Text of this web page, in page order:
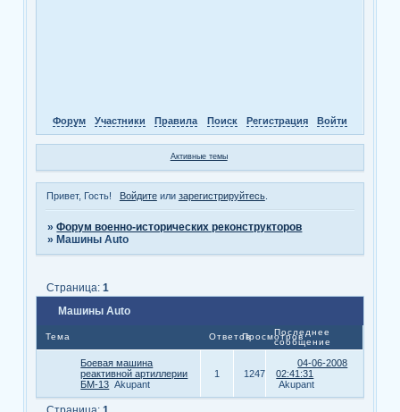
Форум Участники Правила Поиск Регистрация Войти
Активные темы
Привет, Гость! Войдитеили зарегистрируйтесь.
»Форум военно-исторических реконструкторов
»Машины Auto
Машины Auto
Страница:1
Тема ОтветовПросмотров
Последнее
сообщение
Боевая машина
реактивной артиллерии
БМ-13 Akupant
1 1247
04-06-2008
02:41:31
Akupant